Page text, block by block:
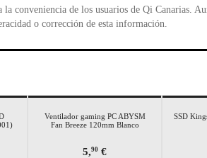
conveniencia de los usuarios de Qi Canarias.
o corrección de esta información.
Ventilador gaming PC ABYSM
Fan Breeze 120mm Blanco
5,90 €
SSD